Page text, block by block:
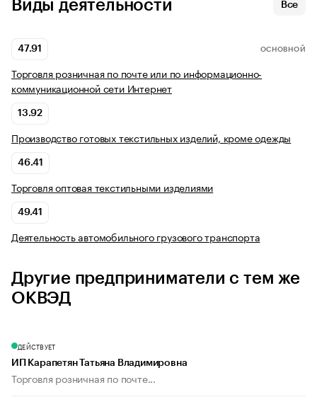
Виды деятельности Все
47.91 ОСНОВНОЙ
Торговля розничная по почте или по информационно-
коммуникационной сети Интернет
13.92
Производство готовых текстильных изделий, кроме одежды
46.41
Торговля оптовая текстильными изделиями
49.41
Деятельность автомобильного грузового транспорта
Другие предприниматели с тем же
ОКВЭД
ДЕЙСТВУЕТ
ИП Карапетян Татьяна Владимировна
Торговля розничная по почте...